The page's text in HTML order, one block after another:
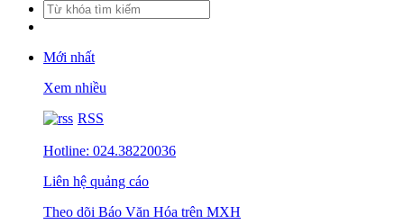
Mới nhất
Xem nhiều
RSS
Hotline: 024.38220036
Liên hệ quảng cáo
Theo dõi Báo Văn Hóa trên MXH